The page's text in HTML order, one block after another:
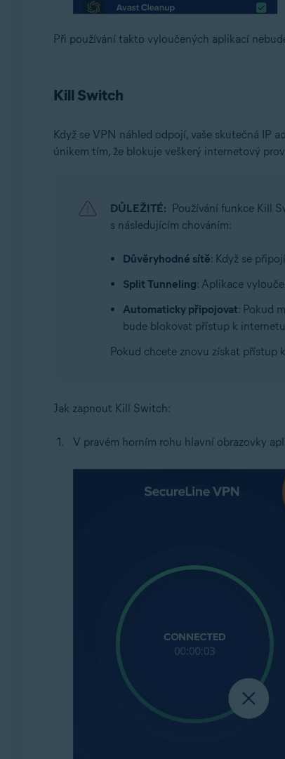
Při používání takto vyloučených aplikací
Kill Switch
Když se VPN náhled odpojí, vaše skutečná IP
únikem tím, že blokuje veškerý internetový
DŮLEŽITÉ: Používání funkce Kill
s následujícím chováním:
Důvěryhodné sítě: Když se
Split Tunneling: Aplikace
Automaticky připojovat: Pokud
bude blokovat přístup k
Pokud chcete znovu získat
Jak zapnout Kill Switch:
V pravém horním rohu hlavní obrazovky